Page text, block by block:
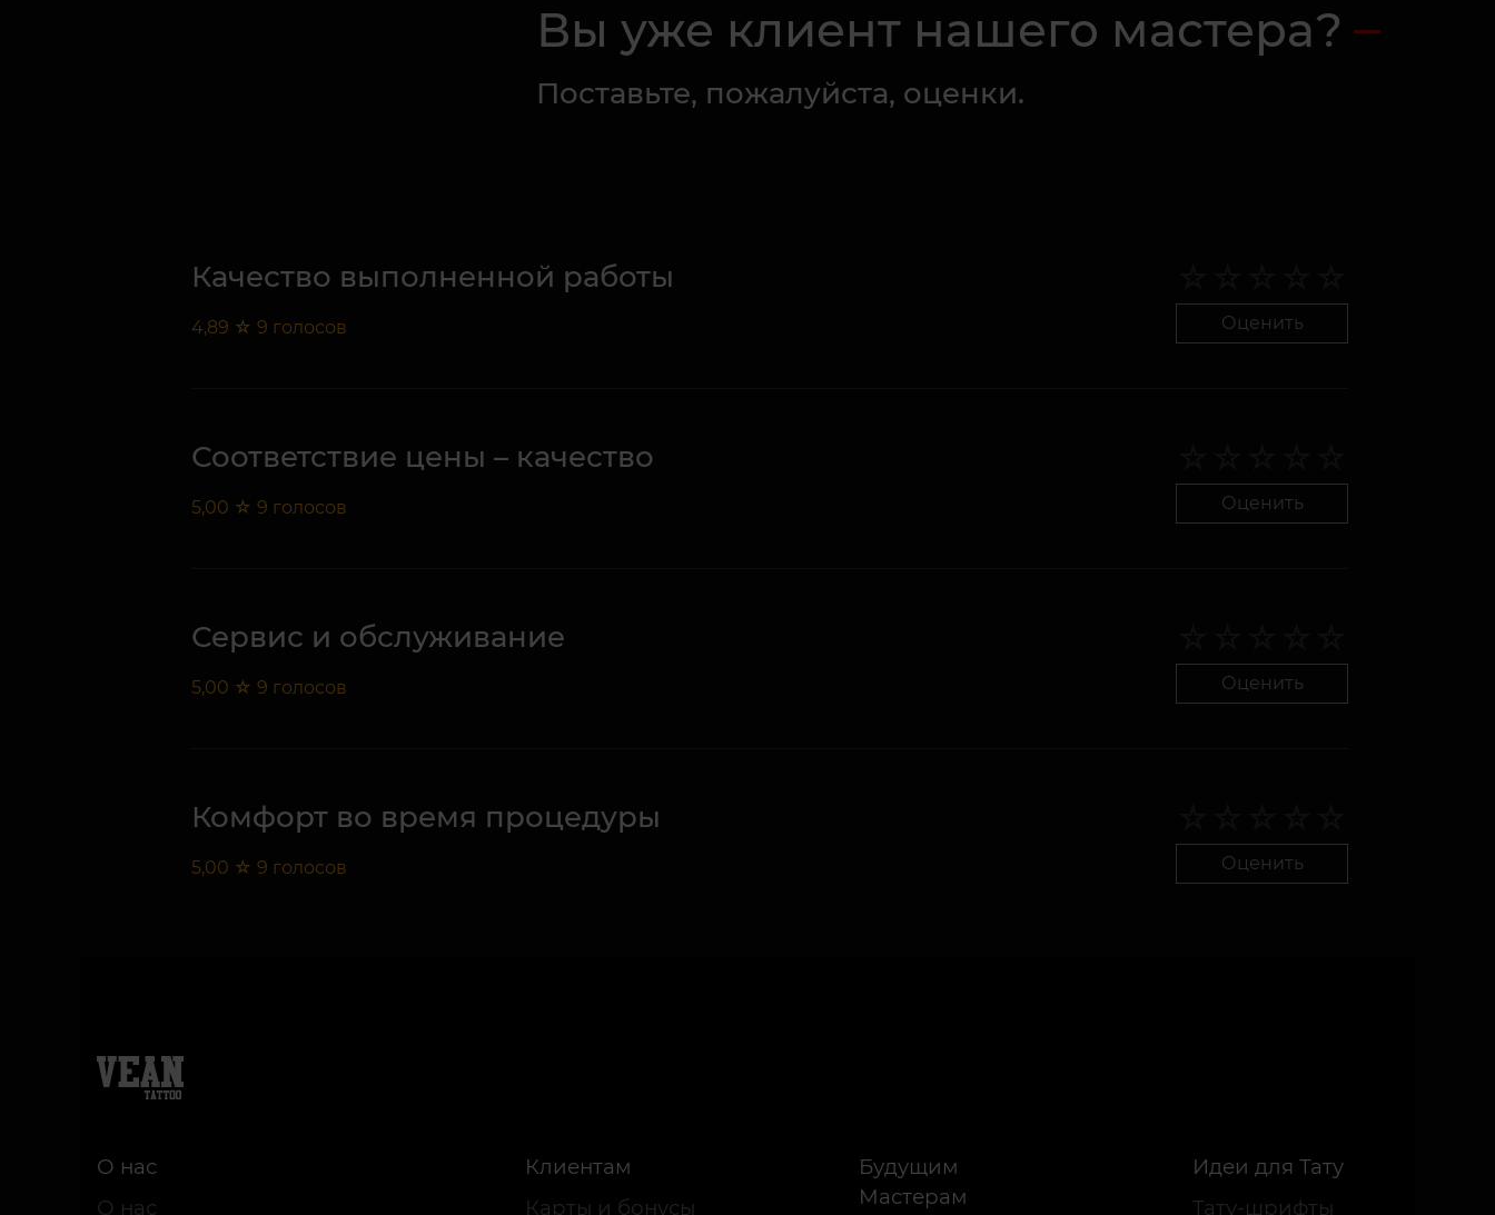
Вы уже клиент нашего мастера?
Поставьте, пожалуйста, оценки.
Качество выполненной работы
4,89 ☆ 9 голосов Оценить
Соответствие цены – качество
5,00 ☆ 9 голосов Оценить
Сервис и обслуживание
5,00 ☆ 9 голосов Оценить
Комфорт во время процедуры
5,00 ☆ 9 голосов Оценить
О нас
О нас
Клиентам
Карты и бонусы
Будущим
Мастерам
Идеи для Тату
Тату-шрифты